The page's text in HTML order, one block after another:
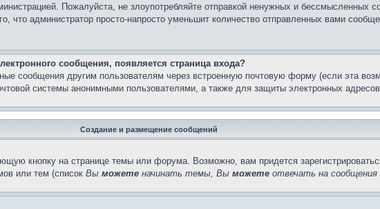
Пожалуйста, не злоупотребляйте отправкой ненужных и бессмысленных
что администратор просто-напросто уменьшит количество отправленных вами
сообщения, появляется страница входа?
сообщения другим пользователям через встроенную почтовую форму (если эта
системы анонимными пользователями, а также для защиты электронных
Создание и размещение сообщений
кнопку на странице темы или форума. Возможно, вам придется
или тем (список Вы можете начинать темы, Вы можете отвечать на сообщения